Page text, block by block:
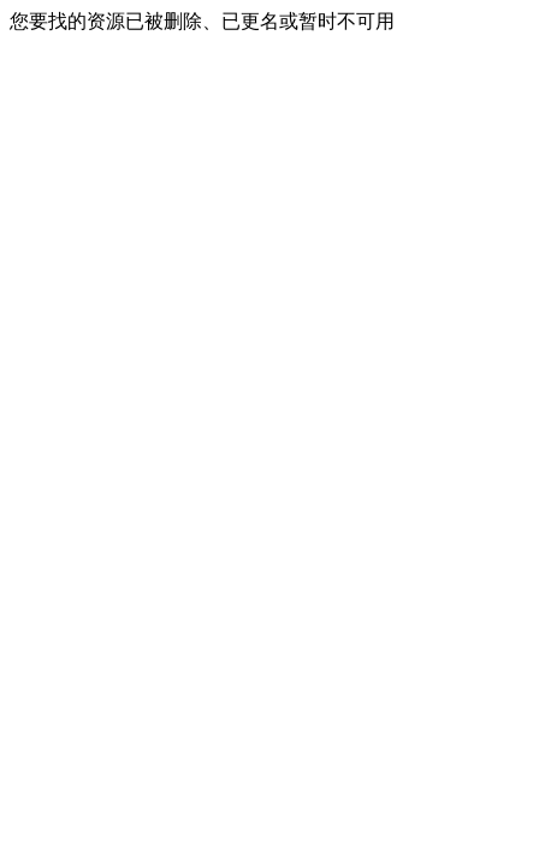
您要找的资源已被删除、已更名或暂时不可用